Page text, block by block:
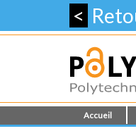
<
Accueil